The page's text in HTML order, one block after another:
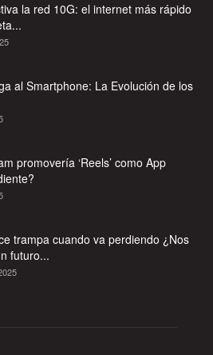
la red 10G: el internet más rápido
al Smartphone: La Evolución de los
promovería ‘Reels’ como App
trampa cuando va perdiendo ¿Nos
futuro...